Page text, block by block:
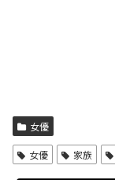
女優
女優 家族